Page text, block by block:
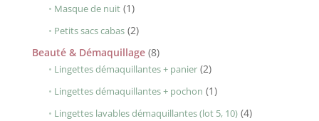
Masque de nuit 11
produit
Petits sacs cabas 22
produits
Beauté & Démaquillage 88
produits
Lingettes démaquillantes + panier 22
produits
Lingettes démaquillantes + pochon 11
produit
Lingettes lavables démaquillantes (lot 5, 10) 44